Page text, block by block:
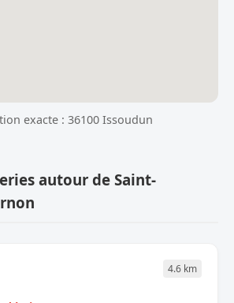
exacte : 36100 Issoudun
autour de Saint-
4.6 km